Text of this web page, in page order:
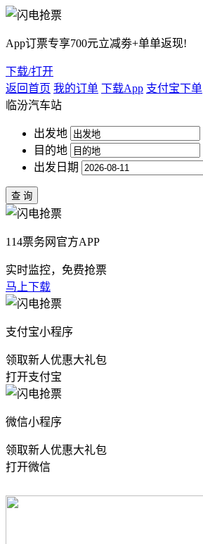
App订票专享700元立减劵+单单返现!
下载/打开
返回首页 我的订单 下载App 支付宝下单
临汾汽车站
出发地
目的地
出发日期
114票务网官方APP
实时监控，免费抢票
马上下载
支付宝小程序
领取新人优惠大礼包
打开支付宝
微信小程序
领取新人优惠大礼包
打开微信